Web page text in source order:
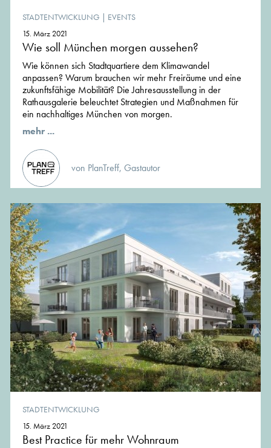
STADTENTWICKLUNG | EVENTS
15. März 2021
Wie soll München morgen aussehen?
Wie können sich Stadtquartiere dem Klimawandel
anpassen? Warum brauchen wir mehr Freiräume und eine
zukunftsfähige Mobilität? Die Jahresausstellung in der
Rathausgalerie beleuchtet Strategien und Maßnahmen für
ein nachhaltiges München von morgen.
mehr ...
von PlanTreff, Gastautor
STADTENTWICKLUNG
15. März 2021
Best Practice für mehr Wohnraum